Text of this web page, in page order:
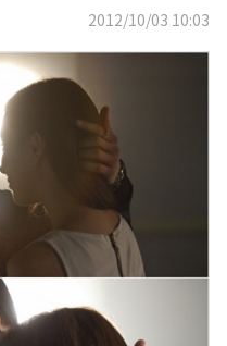
2012/10/03 10:03